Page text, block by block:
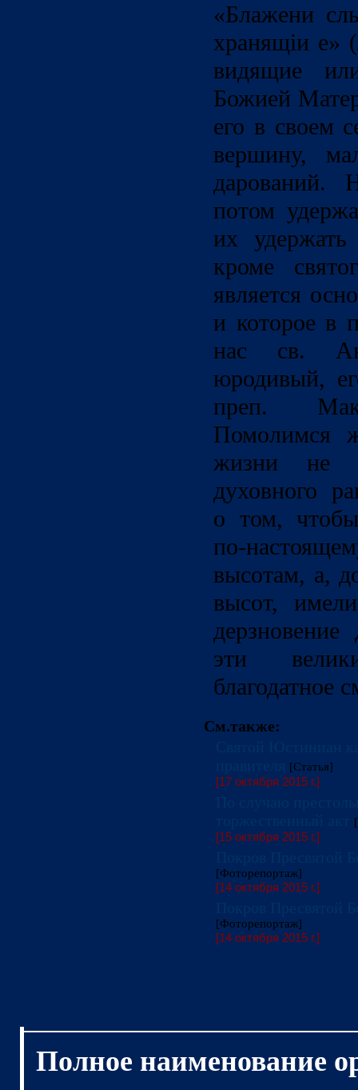
«Блажени
хранящiи е»
видящие
Божией
его в своем
вершину,
дарований.
потом
их удержать
кроме
является
и которое в
нас св.
юродивый,
преп.
Помолимся
жизни не
духовного
о том,
по-
высотам, а,
высот,
эти
благодатное
См.также:
[Статья]
[17 октября 2015 г.]
[15 октября 2015 г.]
[Фоторепортаж]
[14 октября 2015 г.]
[Фоторепортаж]
[14 октября 2015 г.]
Полное наименование